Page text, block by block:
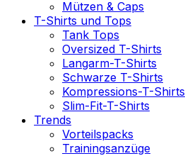
Mützen & Caps
T-Shirts und Tops
Tank Tops
Oversized T-Shirts
Langarm-T-Shirts
Schwarze T-Shirts
Kompressions-T-Shirts
Slim-Fit-T-Shirts
Trends
Vorteilspacks
Trainingsanzüge